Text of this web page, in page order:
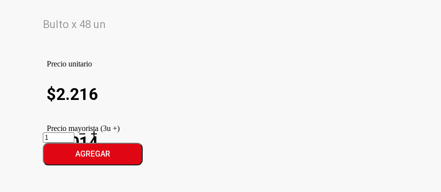
Bulto x 48 un
Precio unitario
$2.216
Precio mayorista (3u +)
$2.014
DOVE
J/TOC.
CUIDA/PROTEGE
AGREGAR